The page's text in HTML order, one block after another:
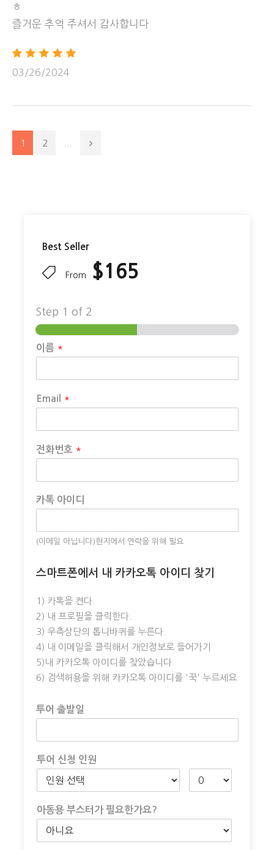
Best Seller
From $165
Step 1 of 2
이름 *
Email *
전화번호 *
카톡 아이디
(이메일 아닙니다)현지에서 연락을 위해 필요
스마트폰에서 내 카카오톡 아이디 찾기
1) 카톡을 켠다.
2) 내 프로필을 클릭한다.
3) 우측상단의 톱니바퀴를 누른다.
4) 내 이메일을 클릭해서 개인정보로 들어가기
5)내 카카오톡 아이디를 찾았습니다.
6) 검색허용을 위해 카카오톡 아이디를 '꾹' 누르세요
투어 출발일
투어 신청 인원
아동용 부스터가 필요한가요?
• 소요 시간: 17시간
♦ 필수 안내 ♦
투어시 가방(캐리어) 지참 불가 안내
백팩 또는 쇼핑백은 소지 가능합니다
어 있는 옥스포드 호텔”에 무료 보관 가능하고 편리에
※ 보행에 문제가 있어서 보조기구를 사용하시는 분이나
등,허리문제로 착석에 문제가 있는분은
어가 진행되며, 최소 6인 이상 출발 가능한 상품입니다. (전
※ 픽업 시각을 준수해 주십시오. (픽업 시각에 늦으시는 경
우 15분이상 기다려드릴 수 없습니다.)
※ 일기, 도로 상황, 차량 결함 등의 이유로 여행지 입장이
불가할 수 있습니다.
※ 일기, 도로 상황, 차량 결함 등의 이유로, 투어 스케줄 및
변동될 수 있습니다. 투어 이후의 여행객 개인 스케줄에 대
해 책임지지 않습니다.
※일기,도로,기상상황으로 엔탤롭캐년이나 홀스슈캐년을
불을 환불하거나 다른 관광지로 대체할수있습니다. 이것은
그랜드캐년을 관람후에 앤탤롭캐년이나 홀스슈를 못갈경우
ㅎ
즐거운 추억 주셔서 감사합니다
03/26/2024
1 2